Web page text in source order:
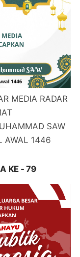
MEDIA RADAR
SAW
AWAL 1446
KE - 79